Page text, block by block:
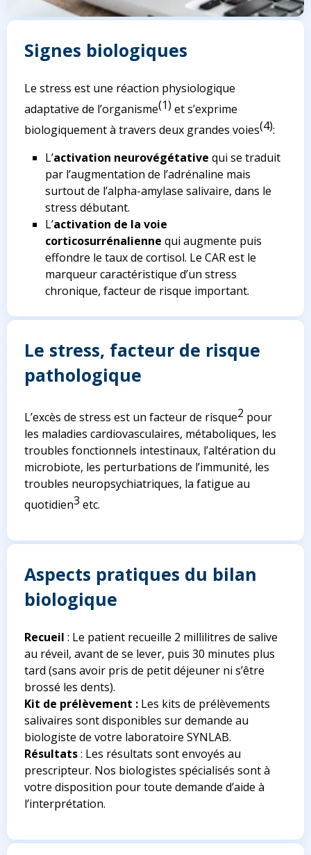
Signes biologiques
Le stress est une réaction physiologique
adaptative de l’organisme(1) et s’exprime
biologiquement à travers deux grandes voies(4):
L’activation neurovégétative qui se traduit
par l’augmentation de l’adrénaline mais
surtout de l’alpha-amylase salivaire, dans le
stress débutant.
L’activation de la voie
corticosurrénalienne qui augmente puis
effondre le taux de cortisol. Le CAR est le
marqueur caractéristique d’un stress
chronique, facteur de risque important.
Le stress, facteur de risque
pathologique
L’excès de stress est un facteur de risque2 pour
les maladies cardiovasculaires, métaboliques, les
troubles fonctionnels intestinaux, l’altération du
microbiote, les perturbations de l’immunité, les
troubles neuropsychiatriques, la fatigue au
quotidien3 etc.
Aspects pratiques du bilan
biologique
Recueil : Le patient recueille 2 millilitres de salive
au réveil, avant de se lever, puis 30 minutes plus
tard (sans avoir pris de petit déjeuner ni s’être
brossé les dents).
Kit de prélèvement : Les kits de prélèvements
salivaires sont disponibles sur demande au
biologiste de votre laboratoire SYNLAB.
Résultats: Les résultats sont envoyés au
prescripteur. Nos biologistes spécialisés sont à
votre disposition pour toute demande d’aide à
l’interprétation.